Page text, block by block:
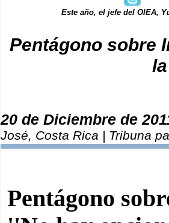
Este año, el jefe del OIEA,
Pentágono sobre
20 de Diciembre de
José, Costa Rica | Tribuna
Pentágono